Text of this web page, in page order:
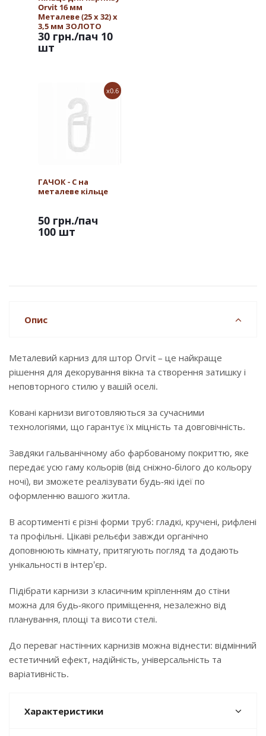
Orvit 16 мм
Металеве (25 х 32) х
3,5 мм ЗОЛОТО
30 грн./пач 10
шт
x0.6
ГАЧОК - С на
металеве кільце
50 грн./пач
100 шт
Опис
Металевий карниз для штор Orvit – це найкраще
рішення для декорування вікна та створення затишку і
неповторного стилю у вашій оселі.
Ковані карнизи виготовляються за сучасними
технологіями, що гарантує їх міцність та довговічність.
Завдяки гальванічному або фарбованому покриттю, яке
передає усю гаму кольорів (від сніжно-білого до кольору
ночі), ви зможете реалізувати будь-які ідеї по
оформленню вашого житла.
В асортименті є різні форми труб: гладкі, кручені, рифлені
та профільні. Цікаві рельєфи завжди органічно
доповнюють кімнату, притягують погляд та додають
унікальності в інтер'єр.
Підібрати карнизи з класичним кріпленням до стіни
можна для будь-якого приміщення, незалежно від
планування, площі та висоти стелі.
До переваг настінних карнизів можна віднести: відмінний
естетичний ефект, надійність, універсальність та
варіативність.
Характеристики